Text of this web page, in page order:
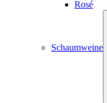
Rosé
Schaumweine